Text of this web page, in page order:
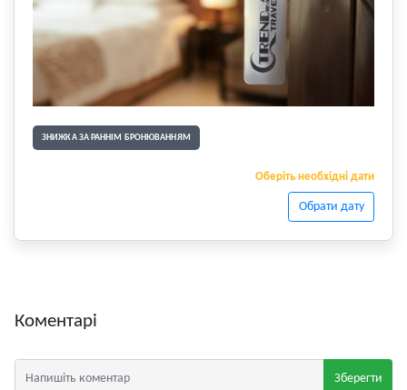
ЗНИЖКА ЗА РАННІМ БРОНЮВАННЯМ
Оберіть необхідні дати
Обрати дату
Коментарі
Зберегти